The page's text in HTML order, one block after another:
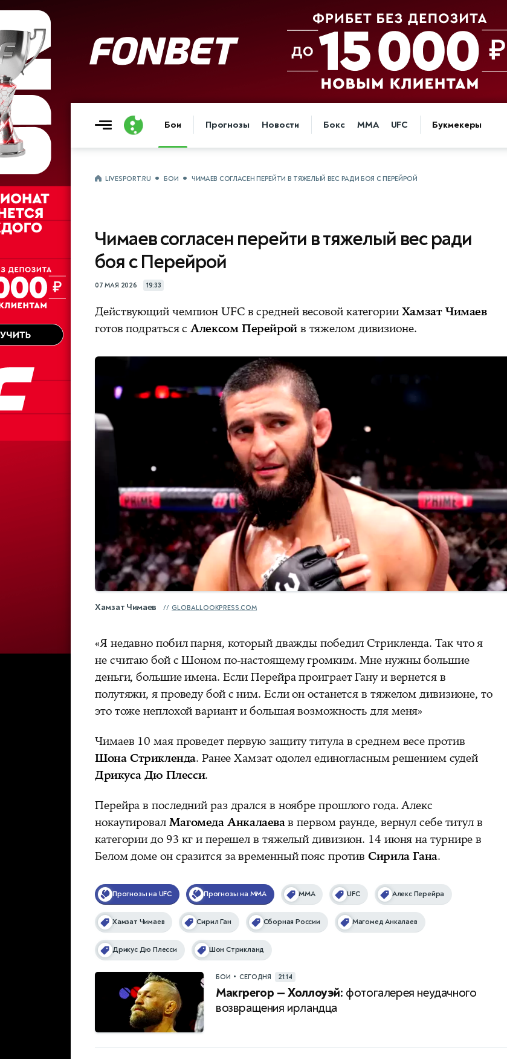
Бои Прогнозы Новости Бокс MMA UFC Букмекеры
LIVESPORT.RU БОИ ЧИМАЕВ СОГЛАСЕН ПЕРЕЙТИ В ТЯЖЕЛЫЙ ВЕС РАДИ БОЯ С ПЕРЕЙРОЙ
Чимаев согласен перейти в тяжелый вес ради
боя с Перейрой
07 МАЯ 2026 19:33
Действующий чемпион UFC в средней весовой категорииХамзат Чимаев
готов подраться сАлексом Перейройв тяжелом дивизионе.
Хамзат Чимаев GLOBALLOOKPRESS.COM
«Я недавно побил парня, который дважды победил Стрикленда. Так что я
не считаю бой с Шоном по-настоящему громким. Мне нужны большие
деньги, большие имена. Если Перейра проиграет Гану и вернется в
полутяжи, я проведу бой с ним. Если он останется в тяжелом дивизионе, то
это тоже неплохой вариант и большая возможность для меня»
Чимаев 10 мая проведет первую защиту титула в среднем весе против
Шона Стрикленда. Ранее Хамзат одолел единогласным решением судей
Дрикуса Дю Плесси.
Перейра в последний раз дрался в ноябре прошлого года. Алекс
нокаутировалМагомеда Анкалаевав первом раунде, вернул себе титул в
категории до 93 кг и перешел в тяжелый дивизион. 14 июня на турнире в
Белом доме он сразится за временный пояс противСирила Гана.
Прогнозы на UFC Прогнозы на MMA ММА UFC Алекс Перейра
Хамзат Чимаев Сирил Ган Сборная России Магомед Анкалаев
Дрикус Дю Плесси Шон Стрикланд
БОИ • СЕГОДНЯ 21:14
Макгрегор — Холлоуэй: фотогалерея неудачного
возвращения ирландца